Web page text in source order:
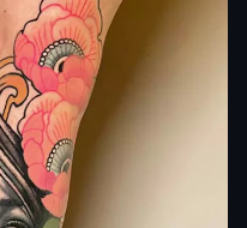
e simboli cambiano
per l’anatomia e la
– ciò emerge in opere
i movimenti femministi